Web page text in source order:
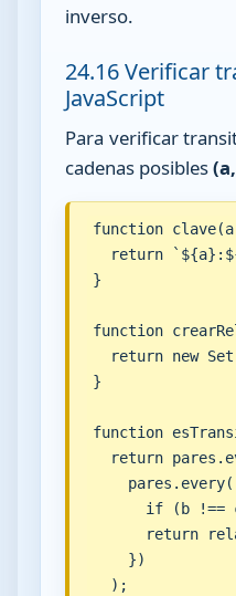
inverso.
24.16 Verificar
JavaScript
Para verificar
cadenas posibles
function
return
}
function
return new
}
function
return
if (b !==
return
    })
  );